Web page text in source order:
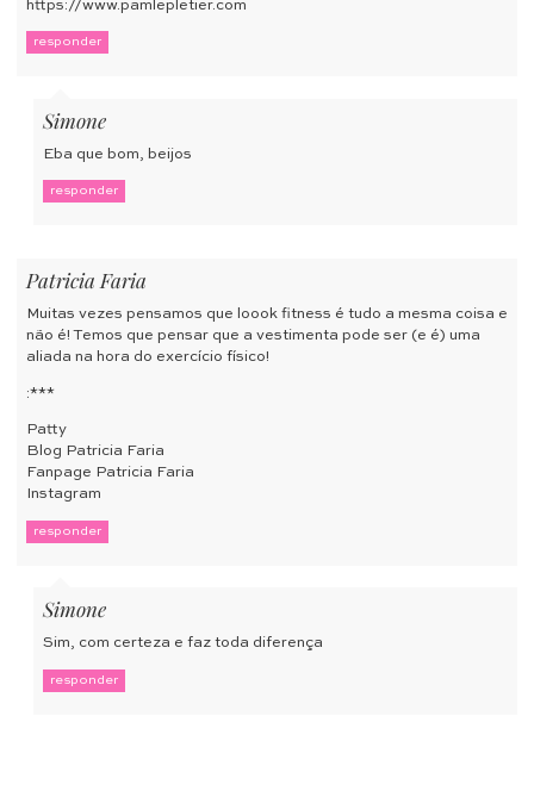
https://www.pamlepletier.com
responder
Simone
Eba que bom, beijos
responder
Patricia Faria
Muitas vezes pensamos que loook fitness é tudo a mesma coisa e
não é! Temos que pensar que a vestimenta pode ser (e é) uma
aliada na hora do exercício físico!
:***
Patty
Blog Patricia Faria
Fanpage Patricia Faria
Instagram
responder
Simone
Sim, com certeza e faz toda diferença
responder